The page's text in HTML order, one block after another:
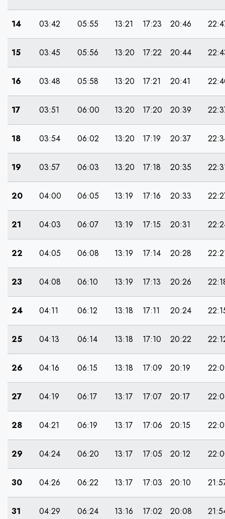
14 03:42 05:55 13:21 17:23 20:46
15 03:45 05:56 13:20 17:22 20:44
16 03:48 05:58 13:20 17:21 20:41
17 03:51 06:00 13:20 17:20 20:39
18 03:54 06:02 13:20 17:19 20:37
19 03:57 06:03 13:20 17:18 20:35
20 04:00 06:05 13:19 17:16 20:33
21 04:03 06:07 13:19 17:15 20:31
22 04:05 06:08 13:19 17:14 20:28
23 04:08 06:10 13:19 17:13 20:26
24 04:11 06:12 13:18 17:11 20:24
25 04:13 06:14 13:18 17:10 20:22
26 04:16 06:15 13:18 17:09 20:19
27 04:19 06:17 13:17 17:07 20:17
28 04:21 06:19 13:17 17:06 20:15
29 04:24 06:20 13:17 17:05 20:12
30 04:26 06:22 13:17 17:03 20:10
31 04:29 06:24 13:16 17:02 20:08